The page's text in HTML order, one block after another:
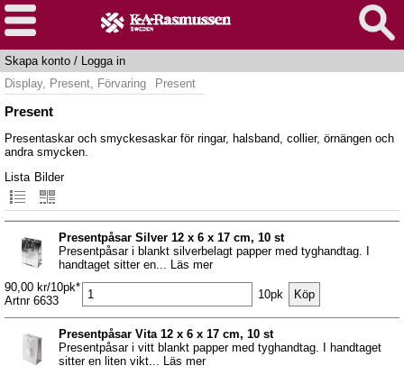
Skapa konto / Logga in
Display, Present, Förvaring
Present
Present
Presentaskar och smyckesaskar för ringar, halsband, collier, örnängen och
andra smycken.
Lista Bilder
Presentpåsar Silver 12 x 6 x 17 cm, 10 st
Presentpåsar i blankt silverbelagt papper med tyghandtag. I
handtaget sitter en... Läs mer
90,00 kr/10pk*
Artnr 6633
10pk
Presentpåsar Vita 12 x 6 x 17 cm, 10 st
Presentpåsar i vitt blankt papper med tyghandtag. I handtaget
sitter en liten vikt... Läs mer